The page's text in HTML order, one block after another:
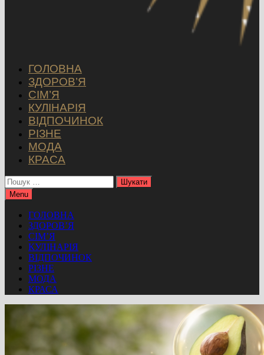
ГОЛОВНА
ЗДОРОВ’Я
СІМ’Я
КУЛІНАРІЯ
ВІДПОЧИНОК
РІЗНЕ
МОДА
КРАСА
Пошук:
Menu
ГОЛОВНА
ЗДОРОВ’Я
СІМ’Я
КУЛІНАРІЯ
ВІДПОЧИНОК
РІЗНЕ
МОДА
КРАСА